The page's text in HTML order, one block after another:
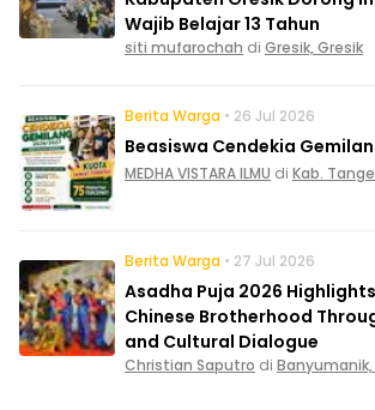
Wajib Belajar 13 Tahun
siti mufarochah di Gresik, Gresik
Berita Warga • 26 Jul 2026
Beasiswa Cendekia
MEDHA VISTARA ILMU di Kab.
Berita Warga • 27 Jul 2026
Asadha Puja 2026
Chinese Brotherhood
and Cultural Dialogue
Christian Saputro di